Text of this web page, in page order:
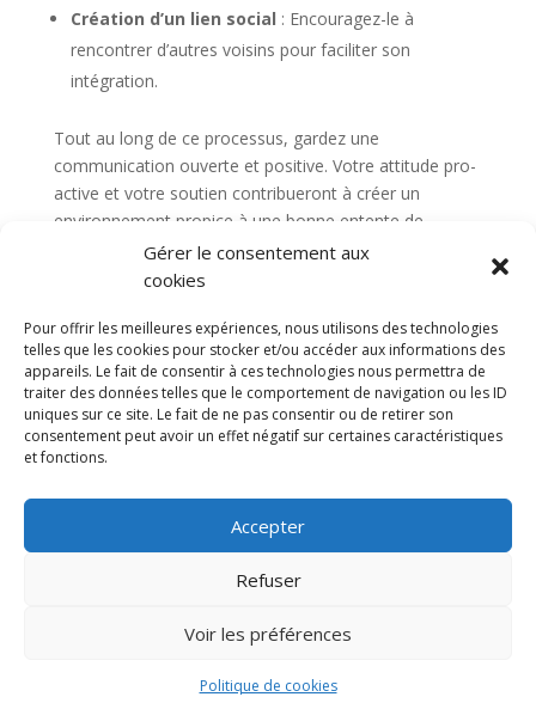
Gérer le consentement aux
cookies
Pour offrir les meilleures expériences, nous utilisons des technologies
telles que les cookies pour stocker et/ou accéder aux informations des
appareils. Le fait de consentir à ces technologies nous permettra de
traiter des données telles que le comportement de navigation ou les ID
uniques sur ce site. Le fait de ne pas consentir ou de retirer son
consentement peut avoir un effet négatif sur certaines caractéristiques
et fonctions.
Accepter
Refuser
Voir les préférences
Politique de cookies
Création d’un lien social : Encouragez-le à
rencontrer d’autres voisins pour faciliter son
intégration.
Tout au long de ce processus, gardez une
communication ouverte et positive. Votre attitude pro-
active et votre soutien contribueront à créer un
environnement propice à une bonne entente de
Diable electrique CGV
Mentions légales
Politique de confidentialité et protection des
données
Paiement sécurisé
© 2025 MNG SORARE. Tous droits réservés. Prix
affichés en euros et hors TVA. Site dédié aux